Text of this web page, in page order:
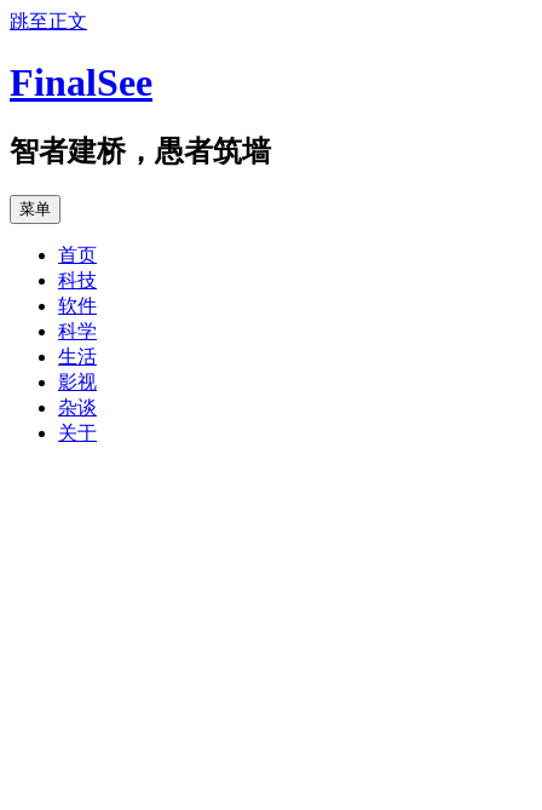
跳至正文
FinalSee
智者建桥，愚者筑墙
菜单
首页
科技
软件
科学
生活
影视
杂谈
关于